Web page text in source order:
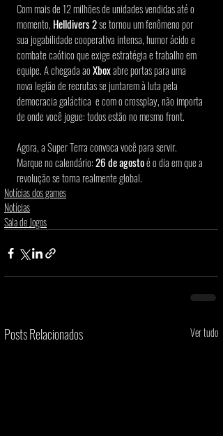
Com mais de 12 milhões de unidades vendidas até o
momento, Helldivers 2 se tornou um fenômeno por
sua jogabilidade cooperativa intensa, humor ácido e
combate caótico que exige estratégia e trabalho em
equipe. A chegada ao Xbox abre portas para uma
nova legião de recrutas se juntarem à luta pela
democracia galáctica  e com o crossplay, não importa
de onde você jogue: todos estão no mesmo front.
Agora, a Super Terra convoca você para servir.
Marque no calendário: 26 de agosto é o dia em que a
revolução se torna realmente global.
Notícias dos games
Notícias
Sala de Jogos
Posts Relacionados Ver tudo